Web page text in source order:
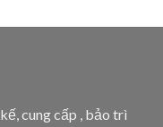
cung cấp , bảo trì